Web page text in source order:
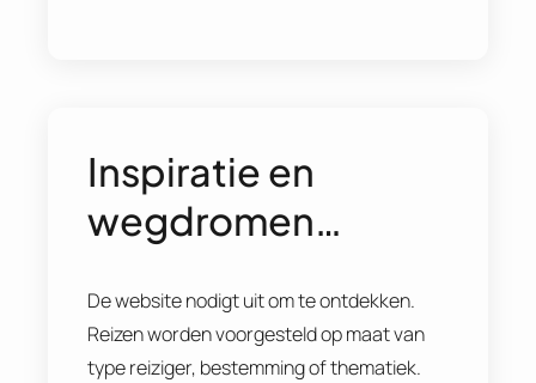
Inspiratie en
wegdromen…
De website nodigt uit om te ontdekken.
Reizen worden voorgesteld op maat van
type reiziger, bestemming of thematiek.